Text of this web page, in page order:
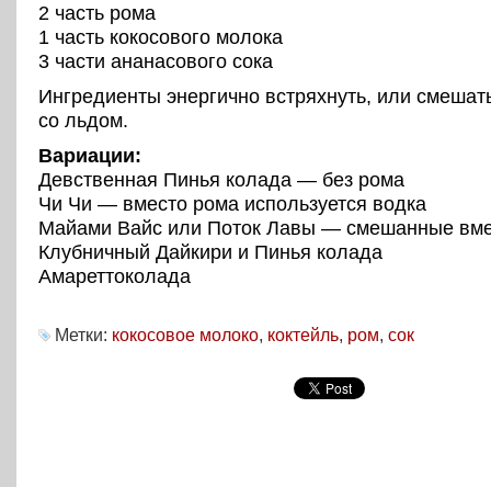
2 часть рома
1 часть кокосового молока
3 части ананасового сокa
Ингредиенты энергично встряхнуть, или
со льдом.
Вариации:
Девственная Пинья колада — без рома
Чи Чи — вместо рома используется водка
Майами Вайс или Поток Лавы — смешанные
Клубничный Дайкири и Пинья колада
Амареттоколада
Метки: кокосовое молоко, коктейль, ром, сок